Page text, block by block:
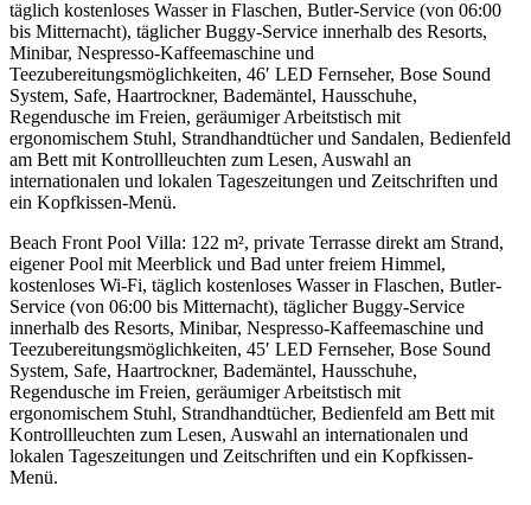
täglich kostenloses Wasser in Flaschen, Butler-Service (von 06:00
bis Mitternacht), täglicher Buggy-Service innerhalb des Resorts,
Minibar, Nespresso-Kaffeemaschine und
Teezubereitungsmöglichkeiten, 46′ LED Fernseher, Bose Sound
System, Safe, Haartrockner, Bademäntel, Hausschuhe,
Regendusche im Freien, geräumiger Arbeitstisch mit
ergonomischem Stuhl, Strandhandtücher und Sandalen, Bedienfeld
am Bett mit Kontrollleuchten zum Lesen, Auswahl an
internationalen und lokalen Tageszeitungen und Zeitschriften und
ein Kopfkissen-Menü.
Beach Front Pool Villa: 122 m², private Terrasse direkt am Strand,
eigener Pool mit Meerblick und Bad unter freiem Himmel,
kostenloses Wi-Fi, täglich kostenloses Wasser in Flaschen, Butler-
Service (von 06:00 bis Mitternacht), täglicher Buggy-Service
innerhalb des Resorts, Minibar, Nespresso-Kaffeemaschine und
Teezubereitungsmöglichkeiten, 45′ LED Fernseher, Bose Sound
System, Safe, Haartrockner, Bademäntel, Hausschuhe,
Regendusche im Freien, geräumiger Arbeitstisch mit
ergonomischem Stuhl, Strandhandtücher, Bedienfeld am Bett mit
Kontrollleuchten zum Lesen, Auswahl an internationalen und
lokalen Tageszeitungen und Zeitschriften und ein Kopfkissen-
Menü.